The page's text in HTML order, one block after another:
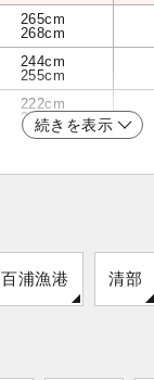
265cm
268cm
244cm
255cm
222cm
241cm
続きを表示
百浦漁港 清部